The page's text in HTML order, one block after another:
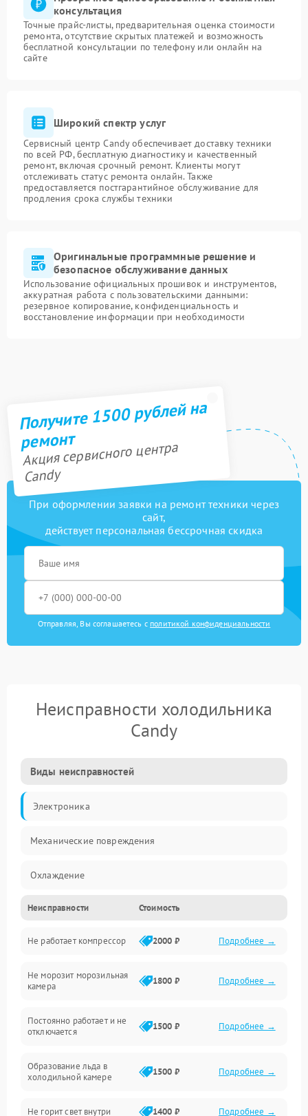
консультация
Точные прайс-листы, предварительная оценка стоимости
ремонта, отсутствие скрытых платежей и возможность
бесплатной консультации по телефону или онлайн на
сайте
Широкий спектр услуг
Сервисный центр Candy обеспечивает доставку техники
по всей РФ, бесплатную диагностику и качественный
ремонт, включая срочный ремонт. Клиенты могут
отслеживать статус ремонта онлайн. Также
предоставляется постгарантийное обслуживание для
продления срока службы техники
Оригинальные программные решение и
безопасное обслуживание данных
Использование официальных прошивок и инструментов,
аккуратная работа с пользовательскими данными:
резервное копирование, конфиденциальность и
восстановление информации при необходимости
Получите 1500 рублей на
ремонт
Акция сервисного центра
Candy
При оформлении заявки на ремонт техники через
сайт,
действует персональная бессрочная скидка
Отправляя, Вы соглашаетесь с политикой конфиденциальности
Неисправности холодильника
Candy
Виды неисправностей
Электроника
Механические повреждения
Охлаждение
Механика
Электропитание
Дренаж
Неисправности Стоимость
Не работает компрессор 2000 ₽ Подробнее →
Не морозит морозильная
камера
1800 ₽ Подробнее →
Постоянно работает и не
отключается
1500 ₽ Подробнее →
Образование льда в
холодильной камере
1500 ₽ Подробнее →
Не горит свет внутри 1400 ₽ Подробнее →